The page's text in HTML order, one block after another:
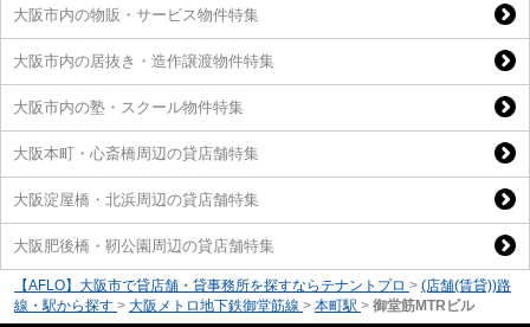
大阪市内の物販・サービス物件特集
大阪市内の居抜き・造作譲渡物件特集
大阪市内の塾・スクール物件特集
大阪本町・心斎橋周辺の貸店舗特集
大阪淀屋橋・北浜周辺の貸店舗特集
大阪肥後橋・靭公園周辺の貸店舗特集
【AFLO】大阪市で貸店舗・貸事務所を探すならテナントプロ > (店舗(賃貸))路
線・駅から探す > 大阪メトロ地下鉄御堂筋線 > 本町駅 > 御堂筋MTRビル